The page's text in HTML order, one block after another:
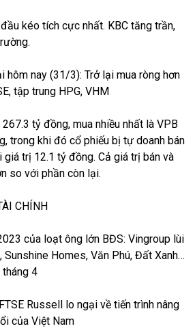
kéo tích cực nhất. KBC tăng trần,
hôm nay (31/3): Trở lại mua ròng hơn
tập trung HPG, VHM
tỷ đồng, mua nhiều nhất là VPB
trong khi đó cổ phiếu bị tự doanh bán
giá trị 12.1 tỷ đồng. Cả giá trị bán và
so với phần còn lại.
CHÍNH
của loạt ông lớn BĐS: Vingroup lùi
Sunshine Homes, Văn Phú, Đất Xanh…
4
Russell lo ngại về tiến trình nâng
của Việt Nam